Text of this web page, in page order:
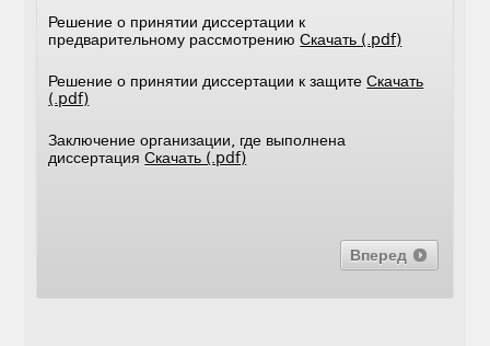
Решение о принятии диссертации к
предварительному рассмотрениюСкачать (.pdf)
Решение о принятии диссертации к защитеСкачать
(.pdf)
Заключение организации, где выполнена
диссертацияСкачать (.pdf)
Вперед